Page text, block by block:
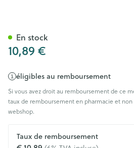
10,89 €
éligibles au remboursement
Si vous avez droit au remboursement de ce
taux de remboursement en pharmacie et
webshop.
Taux de remboursement
En stock